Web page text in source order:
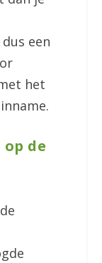
een
het
de